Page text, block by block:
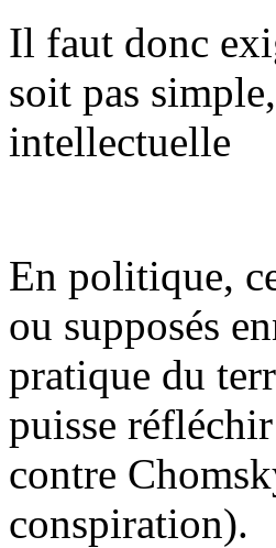
Il faut donc
soit pas
intellectuelle
En politique,
ou supposés
pratique du
puisse
contre
conspiration).